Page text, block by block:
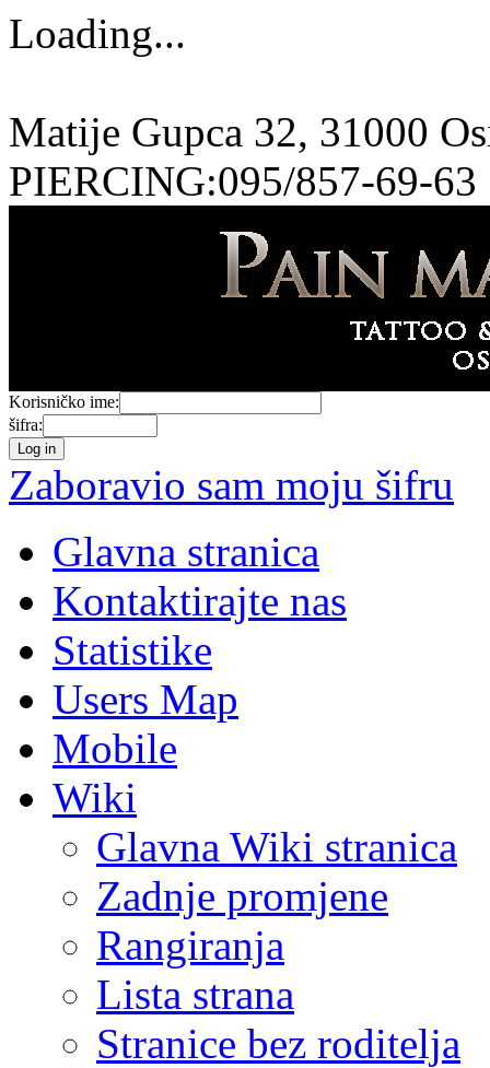
Loading...
Matije Gupca 32, 31000
PIERCING:095/857-69-63
Korisničko ime:
šifra:
Zaboravio sam moju šifru
Glavna stranica
Kontaktirajte nas
Statistike
Users Map
Mobile
Wiki
Glavna Wiki stranica
Zadnje promjene
Rangiranja
Lista strana
Stranice bez roditelja